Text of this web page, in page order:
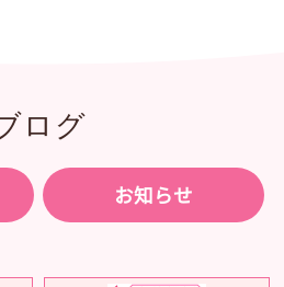
ログ
お知らせ